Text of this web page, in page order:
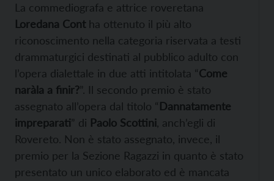
La commediografa e attrice roveretana
Loredana Contha ottenuto il più alto
riconoscimento nella categoria riservata a testi
drammaturgici destinati al pubblico adulto con
l’opera dialettale in due atti intitolata “Come
naràla a finir?”. Il secondo premio è stato
assegnato all’opera dal titolo “Dannatamente
impreparati” di Paolo Scottini , anch’egli di
Rovereto. Non è stato assegnato, invece, il
premio per la Sezione Ragazzi in quanto è stato
presentato un unico elaborato ed è mancata